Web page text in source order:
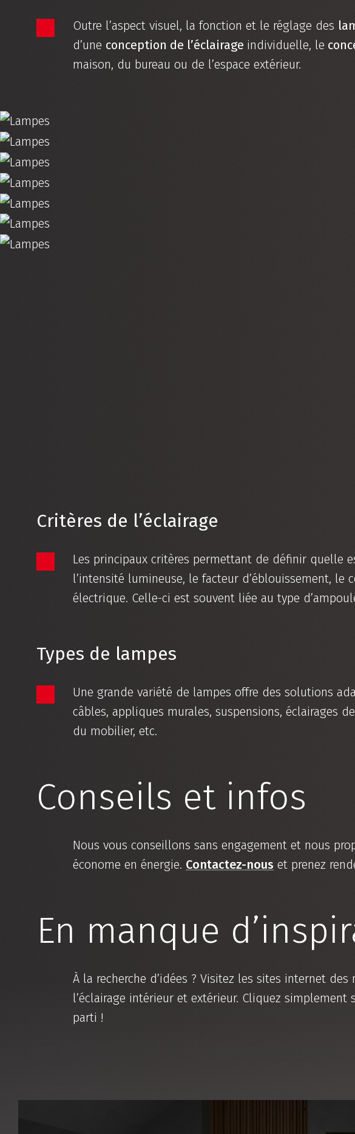
Outre l’aspect visuel, la fonction et le réglage des
d’une conception de l’éclairage individuelle, le
maison, du bureau ou de l’espace extérieur.
Critères de l’éclairage
Les principaux critères permettant de définir quelle
l’intensité lumineuse, le facteur d’éblouissement,
électrique. Celle-ci est souvent liée au type
Types de lampes
Une grande variété de lampes offre des solutions
câbles, appliques murales, suspensions, éclairages
du mobilier, etc.
Conseils et infos
Nous vous conseillons sans engagement et nous
économe en énergie. Contactez-nous et prenez
En manque
À la recherche d’idées ? Visitez les sites internet
l’éclairage intérieur et extérieur. Cliquez
parti !